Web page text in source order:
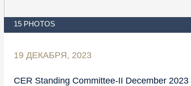
15 PHOTOS
19 ДЕКАБРЯ, 2023
CER Standing Committee-II December 2023